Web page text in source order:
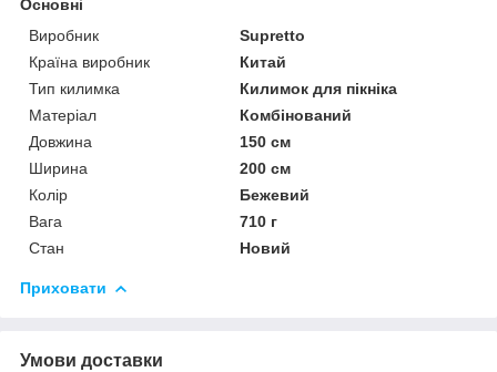
Основні
Виробник
Supretto
Країна виробник
Китай
Тип килимка
Килимок для пікніка
Матеріал
Комбінований
Довжина
150 см
Ширина
200 см
Колір
Бежевий
Вага
710 г
Стан
Новий
Приховати
Умови доставки